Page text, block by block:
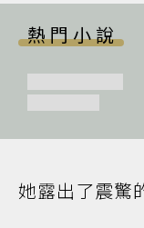
熱門小說
她露出了震驚